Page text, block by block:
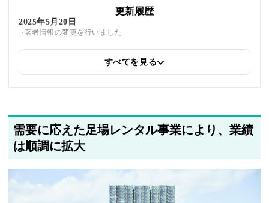
更新履歴
2025年5月20日
著者情報の変更を行いました
同じトピックを紹介している「株式会社シェア１８０、税理士法人
すべてを見る
需要に応えた足場レンタル事業により、業績
は順調に拡大